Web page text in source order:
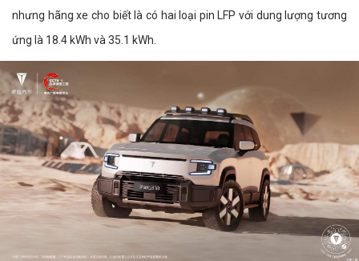
nhưng hãng xe cho biết là có hai loại pin LFP với dung lượng tương
ứng là 18.4 kWh và 35.1 kWh.